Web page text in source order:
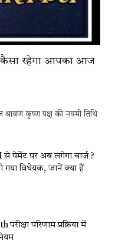
कैसा रहेगा आपका आज
कृष्ण पक्ष की नवमी तिथि
पेमेंट पर अब लगेगा चार्ज ?
गया विधेयक, जानें क्या हैं
परिणाम प्रक्रिया में